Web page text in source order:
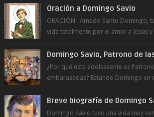
Oración a Domingo Savio
ORACIÓN Amado Santo Domingo,
vida totalmente por el amor a Jesús
a la juventud para ...
Domingo Savio, Patrono de
¿Por qué este adolescente es
embarazadas? Estando Domingo en
día le pide a Don Bosco...
Breve biografía de Domingo
Domingo Savio tuvo una vida muy